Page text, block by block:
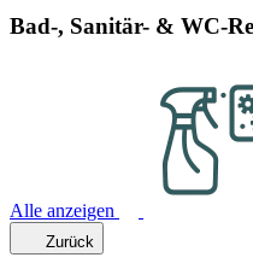
Bad-, Sanitär- & WC-
Alle anzeigen
Zurück